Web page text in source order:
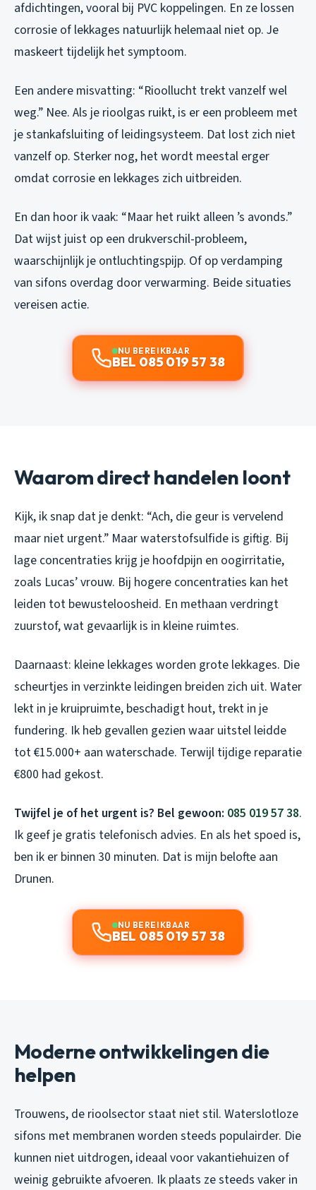
afdichtingen, vooral bij PVC koppelingen. En ze lossen
corrosie of lekkages natuurlijk helemaal niet op. Je
maskeert tijdelijk het symptoom.
Een andere misvatting: “Rioollucht trekt vanzelf wel
weg.” Nee. Als je rioolgas ruikt, is er een probleem met
je stankafsluiting of leidingsysteem. Dat lost zich niet
vanzelf op. Sterker nog, het wordt meestal erger
omdat corrosie en lekkages zich uitbreiden.
En dan hoor ik vaak: “Maar het ruikt alleen ’s avonds.”
Dat wijst juist op een drukverschil-probleem,
waarschijnlijk je ontluchtingspijp. Of op verdamping
van sifons overdag door verwarming. Beide situaties
vereisen actie.
NU BEREIKBAAR
BEL 085 019 57 38
Waarom direct handelen loont
Kijk, ik snap dat je denkt: “Ach, die geur is vervelend
maar niet urgent.” Maar waterstofsulfide is giftig. Bij
lage concentraties krijg je hoofdpijn en oogirritatie,
zoals Lucas’ vrouw. Bij hogere concentraties kan het
leiden tot bewusteloosheid. En methaan verdringt
zuurstof, wat gevaarlijk is in kleine ruimtes.
Daarnaast: kleine lekkages worden grote lekkages. Die
scheurtjes in verzinkte leidingen breiden zich uit. Water
lekt in je kruipruimte, beschadigt hout, trekt in je
fundering. Ik heb gevallen gezien waar uitstel leidde
tot €15.000+ aan waterschade. Terwijl tijdige reparatie
€800 had gekost.
Twijfel je of het urgent is? Bel gewoon: 085 019 57 38.
Ik geef je gratis telefonisch advies. En als het spoed is,
ben ik er binnen 30 minuten. Dat is mijn belofte aan
Drunen.
NU BEREIKBAAR
BEL 085 019 57 38
Moderne ontwikkelingen die
helpen
Trouwens, de rioolsector staat niet stil. Waterslotloze
sifons met membranen worden steeds populairder. Die
kunnen niet uitdrogen, ideaal voor vakantiehuizen of
weinig gebruikte afvoeren. Ik plaats ze steeds vaker in